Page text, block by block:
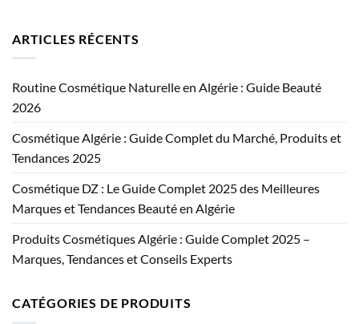
ARTICLES RÉCENTS
Routine Cosmétique Naturelle en Algérie : Guide Beauté
2026
Cosmétique Algérie : Guide Complet du Marché, Produits et
Tendances 2025
Cosmétique DZ : Le Guide Complet 2025 des Meilleures
Marques et Tendances Beauté en Algérie
Produits Cosmétiques Algérie : Guide Complet 2025 –
Marques, Tendances et Conseils Experts
CATÉGORIES DE PRODUITS